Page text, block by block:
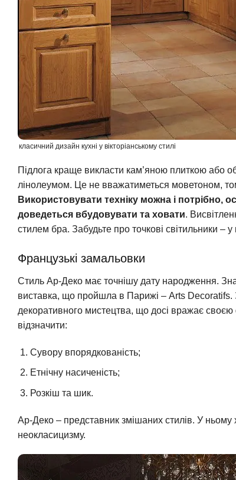
класичний дизайн кухні у вікторіанському стилі
Підлога краще викласти кам’яною плиткою або
лінолеумом. Це не вважатиметься моветоном,
Використовувати техніку можна і потрібно,
доведеться вбудовувати та ховати.
стилем бра. Забудьте про точкові світильники –
Французькі замальовки
Стиль Ар-Деко має точнішу дату народження.
виставка, що пройшла в Парижі – Arts Decoratifs.
декоративного мистецтва, що досі вражає своєю
відзначити:
Сувору впорядкованість;
Етнічну насиченість;
Розкіш та шик.
Ар-Деко – представник змішаних стилів. У
неокласицизму.